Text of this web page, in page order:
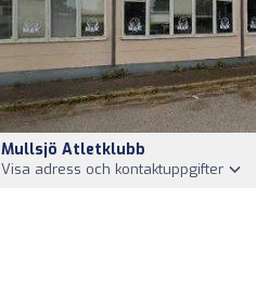
Mullsjö Atletklubb
Visa adress och kontaktuppgifter